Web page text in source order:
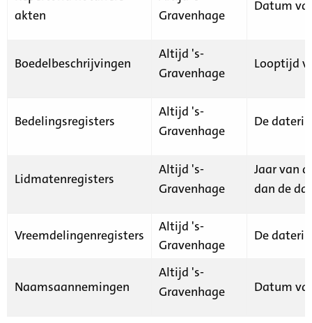
akten
Gravenhage
Datum
Boedelbeschrijvingen
Altijd 's-
Gravenhage
Looptijd
Bedelingsregisters
Altijd 's-
Gravenhage
De
Lidmatenregisters
Altijd 's-
Gravenhage
Jaar van
dan de
Vreemdelingenregisters
Altijd 's-
Gravenhage
De
Naamsaannemingen
Altijd 's-
Gravenhage
Datum